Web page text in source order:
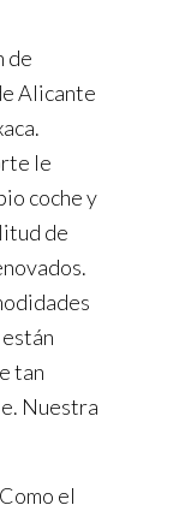
de
Alicante
le
coche y
de
tan
Nuestra
el